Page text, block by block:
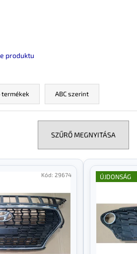
produktu
termékek ABC szerint
SZŰRŐ MEGNYITÁSA
Kód: 29674 ÚJDONSÁG